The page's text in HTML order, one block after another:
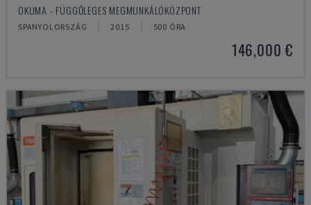
OKUMA - FÜGGŐLEGES MEGMUNKÁLÓKÖZPONT
SPANYOLORSZÁG 2015 500 ÓRA
146,000 €